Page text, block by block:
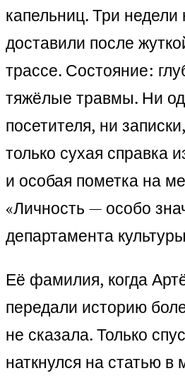
капельниц. Три недели
доставили после
трассе. Состояние:
тяжёлые травмы. Ни
посетителя, ни
только сухая справка
и особая пометка на
«Личность — особо
департамента
Её фамилия, когда
передали историю
не сказала. Только
наткнулся на статью в